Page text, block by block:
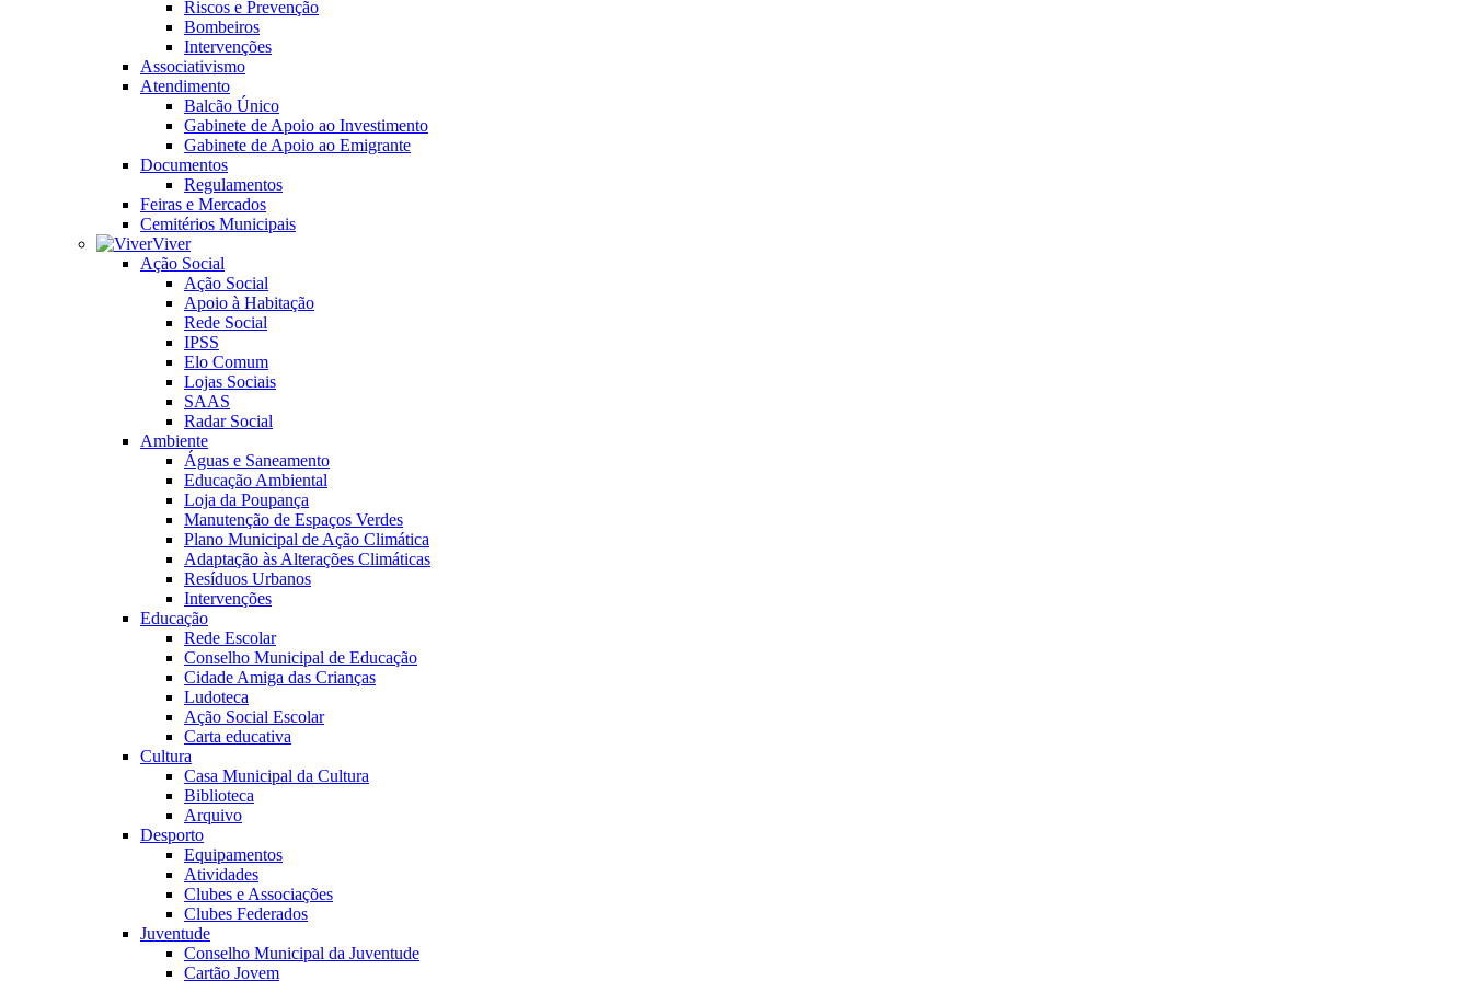
Riscos e Prevenção
Bombeiros
Intervenções
Associativismo
Atendimento
Balcão Único
Gabinete de Apoio ao Investimento
Gabinete de Apoio ao Emigrante
Documentos
Regulamentos
Feiras e Mercados
Cemitérios Municipais
Viver
Ação Social
Ação Social
Apoio à Habitação
Rede Social
IPSS
Elo Comum
Lojas Sociais
SAAS
Radar Social
Ambiente
Águas e Saneamento
Educação Ambiental
Loja da Poupança
Manutenção de Espaços Verdes
Plano Municipal de Ação Climática
Adaptação às Alterações Climáticas
Resíduos Urbanos
Intervenções
Educação
Rede Escolar
Conselho Municipal de Educação
Cidade Amiga das Crianças
Ludoteca
Ação Social Escolar
Carta educativa
Cultura
Casa Municipal da Cultura
Biblioteca
Arquivo
Desporto
Equipamentos
Atividades
Clubes e Associações
Clubes Federados
Juventude
Conselho Municipal da Juventude
Cartão Jovem